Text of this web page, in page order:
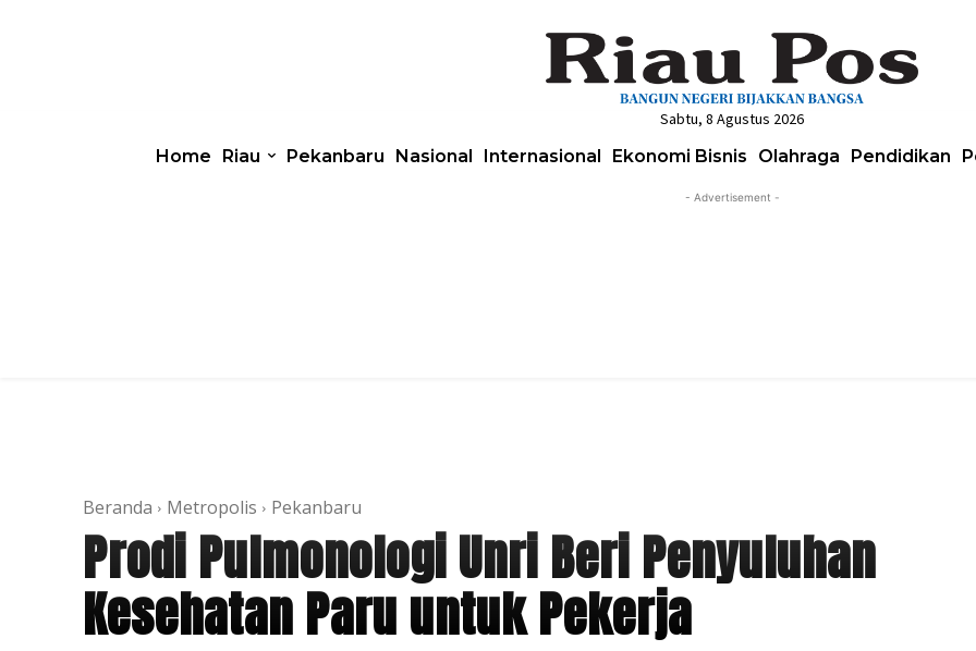
Sabtu, 8 Agustus 2026
Home Riau Pekanbaru Nasional Internasional Ekonomi Bisnis Olahraga Pendidikan
- Advertisement -
Beranda Metropolis Pekanbaru
Prodi Pulmonologi Unri Beri Penyuluhan
Kesehatan Paru untuk Pekerja